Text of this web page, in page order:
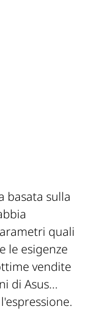
basata sulla
quali
le esigenze
vendite
di Asus...